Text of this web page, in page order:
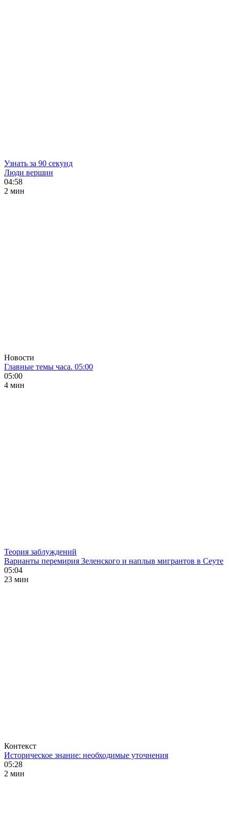
Узнать за 90 секунд
Люди вершин
04:58
2 мин
Новости
Главные темы часа. 05:00
05:00
4 мин
Теория заблуждений
Варианты перемирия Зеленского и наплыв мигрантов в Сеуте
05:04
23 мин
Контекст
Историческое знание: необходимые уточнения
05:28
2 мин